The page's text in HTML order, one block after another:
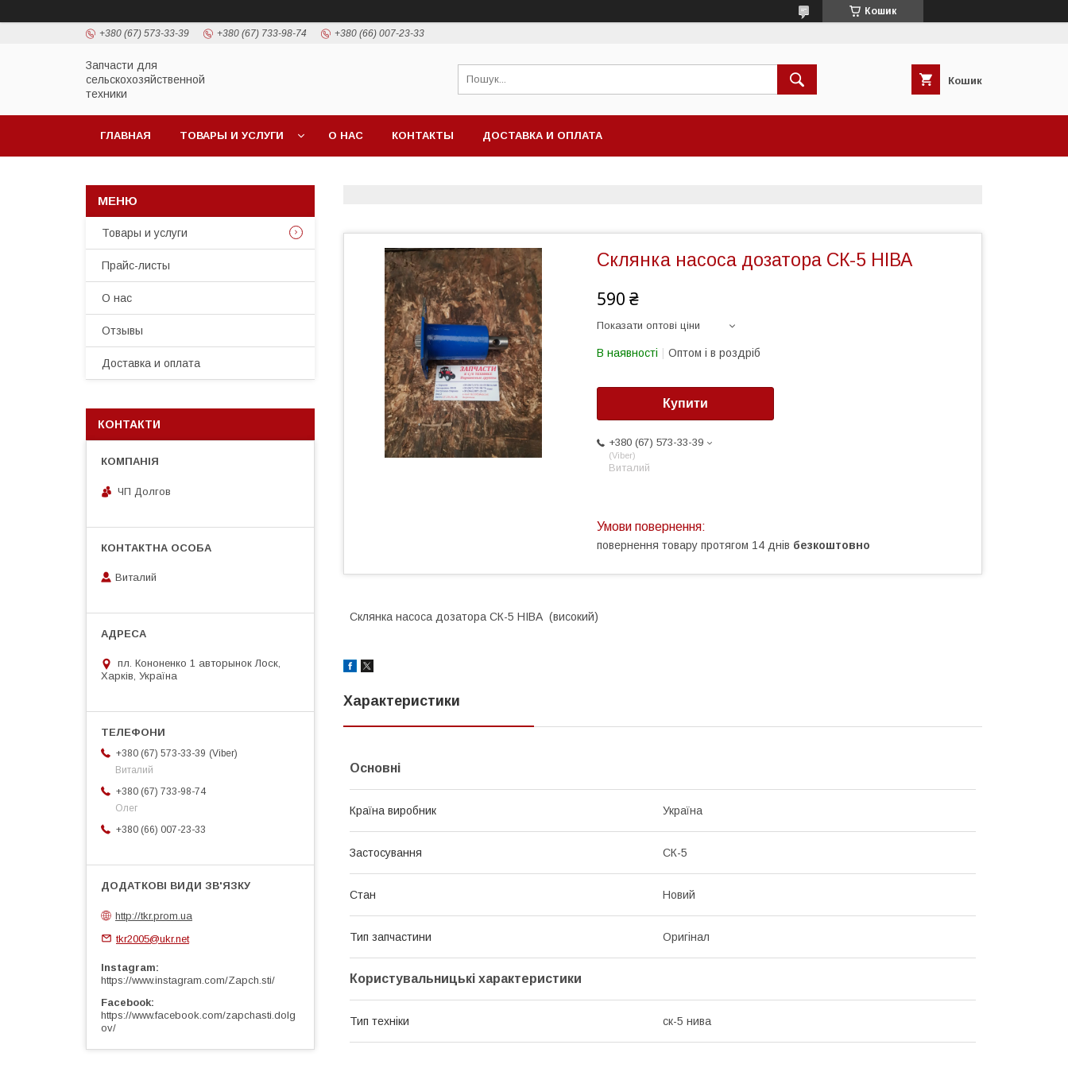
Кошик
+380 (67) 573-33-39 +380 (67) 733-98-74 +380 (66) 007-23-33
Запчасти для
сельскохозяйственной
техники
Кошик
ГЛАВНАЯ ТОВАРЫ И УСЛУГИ О НАС КОНТАКТЫ ДОСТАВКА И ОПЛАТА
Склянка насоса дозатора СК-5 НІВА
590 ₴
Показати оптові ціни
В наявності Оптом і в роздріб
Купити
+380 (67) 573-33-39
Viber
Виталий
повернення товару протягом 14 днів безкоштовно
Склянка насоса дозатора СК-5 НІВА (високий)
Характеристики
Основні
Країна виробник Україна
Застосування СК-5
Стан Новий
Тип запчастини Оригінал
Користувальницькі характеристики
Тип техніки ск-5 нива
Товары и услуги
Прайс-листы
О нас
Отзывы
Доставка и оплата
КОНТАКТИ
ЧП Долгов
Виталий
пл. Кононенко 1 авторынок Лоск,
Харків, Україна
+380 (67) 573-33-39
Viber
Виталий
+380 (67) 733-98-74
Олег
+380 (66) 007-23-33
http://tkr.prom.ua
tkr2005@ukr.net
Instagram
https://www.instagram.com/Zapch.sti/
Facebook
https://www.facebook.com/zapchasti.dolg
ov/